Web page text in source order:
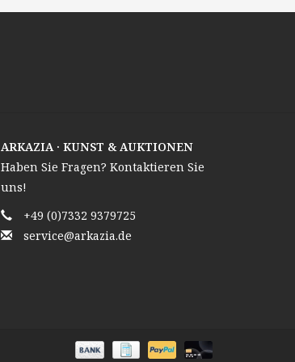
ARKAZIA · KUNST & AUKTIONEN
Haben Sie Fragen? Kontaktieren Sie
uns!
+49 (0)7332 9379725
service@arkazia.de